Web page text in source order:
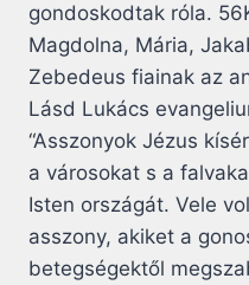
gondoskodtak róla.
Magdolna, Mária,
Zebedeus fiainak az
Lásd Lukács
“Asszonyok Jézus
a városokat s a
Isten országát. Vele
asszony, akiket a
betegségektől